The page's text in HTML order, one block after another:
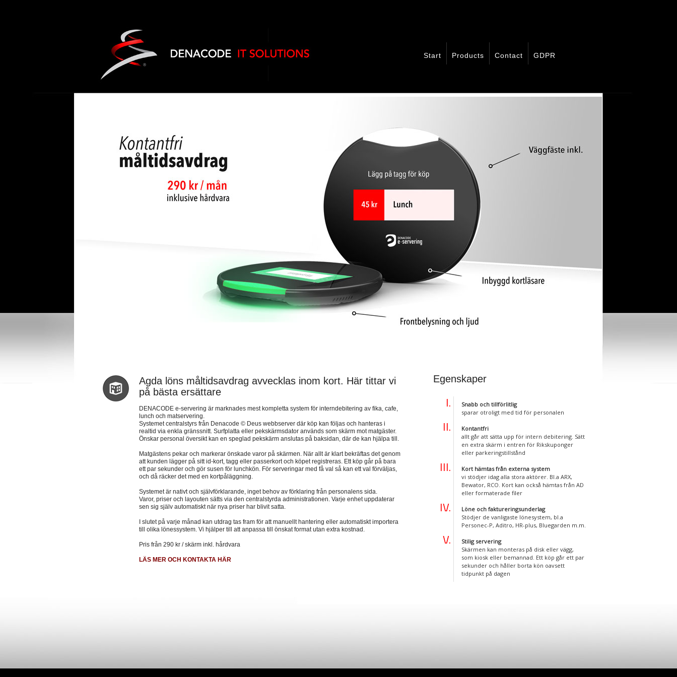
Start Products Contact GDPR
Agda löns måltidsavdrag avvecklas inom kort. Här tittar vi
på bästa ersättare
DENACODE e-servering är marknades mest kompletta system för interndebitering av fika, cafe,
lunch och matservering.
Systemet centralstyrs från Denacode © Deus webbserver där köp kan följas och hanteras i
realtid via enkla gränssnitt. Surfplatta eller pekskärmsdator används som skärm mot matgäster.
Önskar personal översikt kan en speglad pekskärm anslutas på baksidan, där de kan hjälpa till.
Matgästens pekar och markerar önskade varor på skärmen. När allt är klart bekräftas det genom
att kunden lägger på sitt id-kort, tagg eller passerkort och köpet registreras. Ett köp går på bara
ett par sekunder och gör susen för lunchkön. För serveringar med få val så kan ett val förväljas,
och då räcker det med en kortpåläggning.
Systemet är nativt och självförklarande, inget behov av förklaring från personalens sida.
Varor, priser och layouten sätts via den centralstyrda administrationen. Varje enhet uppdaterar
sen sig själv automatiskt när nya priser har blivit satta.
I slutet på varje månad kan utdrag tas fram för att manuellt hantering eller automatiskt importera
till olika lönessystem. Vi hjälper till att anpassa till önskat format utan extra kostnad.
Pris från 290 kr / skärm inkl. hårdvara
LÄS MER OCH KONTAKTA HÄR
Egenskaper
Snabb och tillförlitlig
sparar otroligt med tid för personalen
Kontantfri
allt går att sätta upp för intern debitering. Sätt
en extra skärm i entren för Rikskuponger
eller parkeringstillstånd
Kort hämtas från externa system
vi stödjer idag alla stora aktörer. Bl.a ARX,
Bewator, RCO. Kort kan också hämtas från AD
eller formaterade filer
Löne och faktureringsunderlag
Stödjer de vanligaste lönesystem, bl.a
Personec-P, Aditro, HR-plus, Bluegarden m.m.
Stilig servering
Skärmen kan monteras på disk eller vägg,
som kiosk eller bemannad. Ett köp går ett par
sekunder och håller borta kön oavsett
tidpunkt på dagen